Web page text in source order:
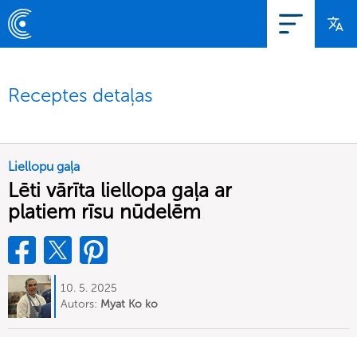
Receptes detaļas
Liellopu gaļa
Lēti vārīta liellopa gaļa ar
platiem rīsu nūdelēm
10. 5. 2025
Autors: Myat Ko ko